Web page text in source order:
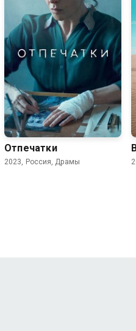
6.6
Отпечатки
2023, Россия, Драмы